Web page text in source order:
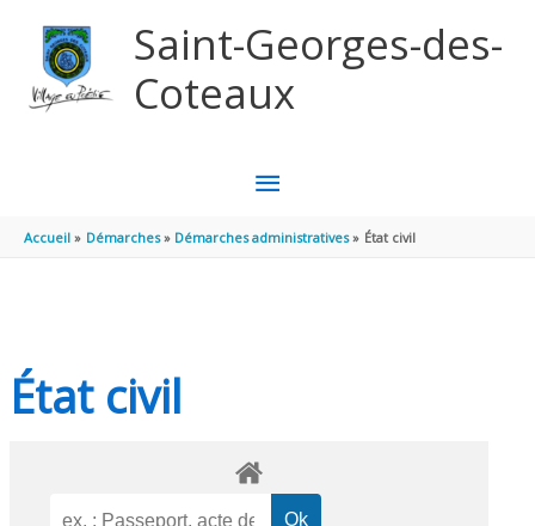
Saint-Georges-des-
Coteaux
MENU
PRINCIPAL
Accueil Démarches Démarches administratives État civil
État civil